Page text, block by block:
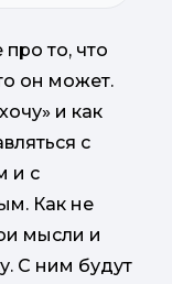
то, что
он может.
и как
с
и с
Как не
мысли и
С ним будут